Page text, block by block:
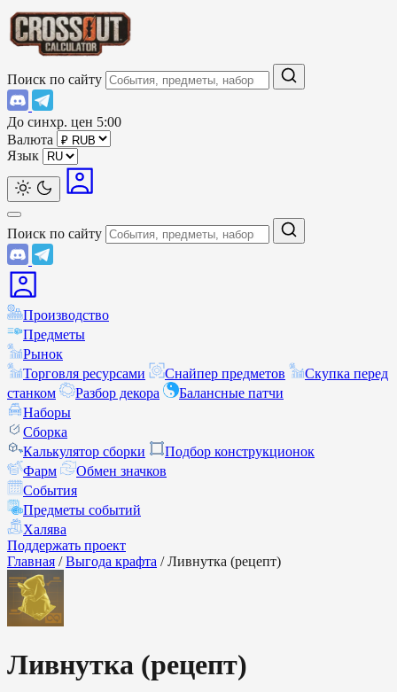
Поиск по сайту
До синхр. цен 5:00
Валюта
Язык
Поиск по сайту
Производство
Предметы
Рынок
Торговля ресурсами
Снайпер предметов
Скупка перед
станком
Разбор декора
Балансные патчи
Наборы
Сборка
Калькулятор сборки
Подбор конструкционок
Фарм
Обмен значков
События
Предметы событий
Халява
Поддержать проект
Главная / Выгода крафта / Ливнутка (рецепт)
Ливнутка (рецепт)